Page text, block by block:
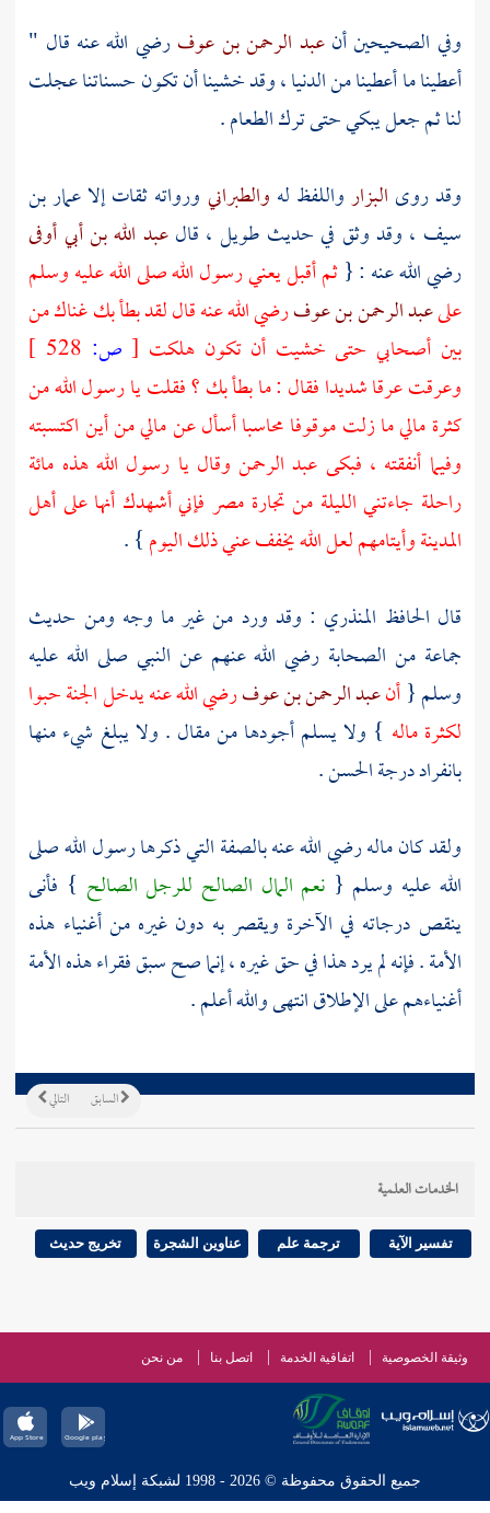
وفي الصحيحين أنعبد الرحمن بن عوفرضي الله عنه قال "
أعطينا ما أعطينا من الدنيا ، وقد خشينا أن تكون حسناتنا عجلت
لنا ثم جعل يبكي حتى ترك الطعام .
وقد روى البزارواللفظ له والطبراني ورواته ثقات إلاعمار بن
سيف ، وقد وثق في حديث طويل ، قالعبد الله بن أبي أوفى
رضي الله عنه : {ثم أقبل يعني رسول الله صلى الله عليه وسلم
علىعبد الرحمن بن عوفرضي الله عنه قال لقد بطأ بك غناك من
بين أصحابي حتى خشيت أن تكون هلكت [ ص:
وعرقت عرقا شديدا فقال : ما بطأ بك ؟ فقلت يا رسول الله من
كثرة مالي ما زلت موقوفا محاسبا أسأل عن مالي من أين اكتسبته
وفيما أنفقته ، فبكى عبد الرحمن وقال يا رسول الله هذه مائة
راحلة جاءتني الليلة من تجارة مصر فإني أشهدك أنها على أهل
المدينةوأيتامهم لعل الله يخفف عني ذلك اليوم} .
قال الحافظ المنذري : وقد ورد من غير ما وجه ومن حديث
جماعة من الصحابة رضي الله عنهم عن النبي صلى الله عليه
وسلم {أنعبد الرحمن بن عوفرضي الله عنه يدخل الجنة حبوا
لكثرة ماله } ولا يسلم أجودها من مقال . ولا يبلغ شيء منها
بانفراد درجة الحسن .
ولقد كان ماله رضي الله عنه بالصفة التي ذكرها رسول الله صلى
الله عليه وسلم { نعم المال الصالح للرجل الصالح } فأنى
ينقص درجاته في الآخرة ويقصر به دون غيره من أغنياء هذه
الأمة . فإنه لم يرد هذا في حق غيره ، إنما صح سبق فقراء هذه الأمة
أغنياءهم على الإطلاق انتهى والله أعلم .
التالي السابق
الخدمات العلمية
تفسير الآية ترجمة علم عناوين الشجرة تخريج حديث
وثيقة الخصوصية اتفاقية الخدمة اتصل بنا من نحن
جميع الحقوق محفوظة © 2026 - 1998 لشبكة إسلام ويب